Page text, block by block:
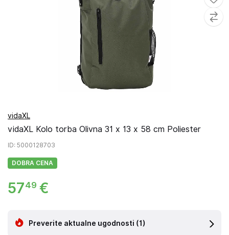
vidaXL
vidaXL Kolo torba Olivna 31 x 13 x 58 cm Poliester
ID: 5000128703
DOBRA CENA
5749 €
Preverite aktualne ugodnosti (1)